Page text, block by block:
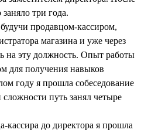
три года.
продавцом-кассиром,
магазина и уже через
на эту должность. Опыт работы
для получения навыков
году я прошла собеседование
путь занял четыре
кассира до директора я прошла